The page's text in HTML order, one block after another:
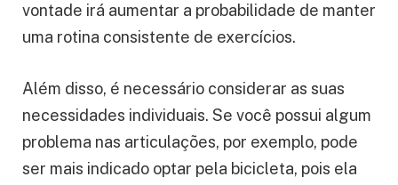
vontade irá aumentar a probabilidade de manter
uma rotina consistente de exercícios.
Além disso, é necessário considerar as suas
necessidades individuais. Se você possui algum
problema nas articulações, por exemplo, pode
ser mais indicado optar pela bicicleta, pois ela